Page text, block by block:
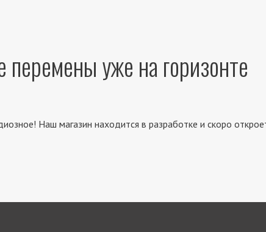
перемены уже на горизонте
Наш магазин находится в разработке и скоро